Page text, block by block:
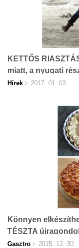
KETTŐS
miatt, a nyugati
Hírek 2017. 01. 03.
Könnyen
TÉSZTA
Gasztro 2015. 12. 30.